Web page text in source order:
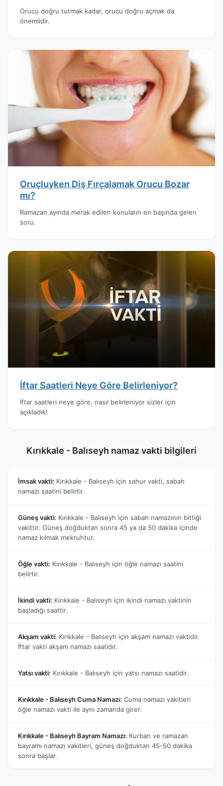
Orucu doğru tutmak kadar, orucu doğru açmak da
önemlidir.
Oruçluyken Diş Fırçalamak Orucu Bozar
mı?
Ramazan ayında merak edilen konuların en başında gelen
soru.
İftar Saatleri Neye Göre Belirleniyor?
İftar saatleri neye göre, nasıl belirleniyor sizler için
açıkladık!
Kırıkkale - Balıseyh namaz vakti bilgileri
İmsak vakti: Kırıkkale - Balıseyh için sahur vakti, sabah
namazı saatini belirtir.
Güneş vakti: Kırıkkale - Balıseyh için sabah namazının bittiği
vakittir. Güneş doğduktan sonra 45 ya da 50 dakika içinde
namaz kılmak mekruhtur.
Öğle vakti: Kırıkkale - Balıseyh için öğle namazı saatini
belirtir.
İkindi vakti: Kırıkkale - Balıseyh için ikindi namazı vaktinin
başladığı saattir.
Akşam vakti: Kırıkkale - Balıseyh için akşam namazı vaktidir.
İftar vakti akşam namazı saatidir.
Yatsı vakti: Kırıkkale - Balıseyh için yatsı namazı saatidir.
Kırıkkale - Balıseyh Cuma Namazı: Cuma namazı vakitleri
öğle namazı vakti ile aynı zamanda girer.
Kırıkkale - Balıseyh Bayram Namazı: Kurban ve ramazan
bayramı namazı vakitleri, güneş doğduktan 45-50 dakika
sonra başlar.